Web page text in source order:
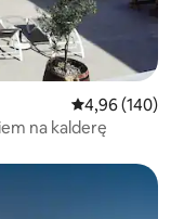
Średnia
4,96 (140)
na kalderę